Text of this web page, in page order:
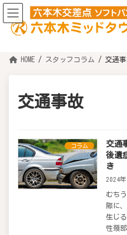
コ
ン
テ
ナ
ビ
ゲ
HOME スタッフコラム 交通
交通事故
コラム
交通
後遺
き
2024
むち
際に
生じ
性頚